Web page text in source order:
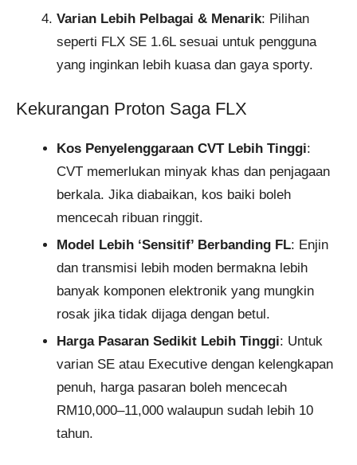
Varian Lebih Pelbagai & Menarik: Pilihan
seperti FLX SE 1.6L sesuai untuk pengguna
yang inginkan lebih kuasa dan gaya sporty.
Kekurangan Proton Saga FLX
Kos Penyelenggaraan CVT Lebih Tinggi:
CVT memerlukan minyak khas dan penjagaan
berkala. Jika diabaikan, kos baiki boleh
mencecah ribuan ringgit.
Model Lebih ‘Sensitif’ Berbanding FL: Enjin
dan transmisi lebih moden bermakna lebih
banyak komponen elektronik yang mungkin
rosak jika tidak dijaga dengan betul.
Harga Pasaran Sedikit Lebih Tinggi: Untuk
varian SE atau Executive dengan kelengkapan
penuh, harga pasaran boleh mencecah
RM10,000–11,000 walaupun sudah lebih 10
tahun.